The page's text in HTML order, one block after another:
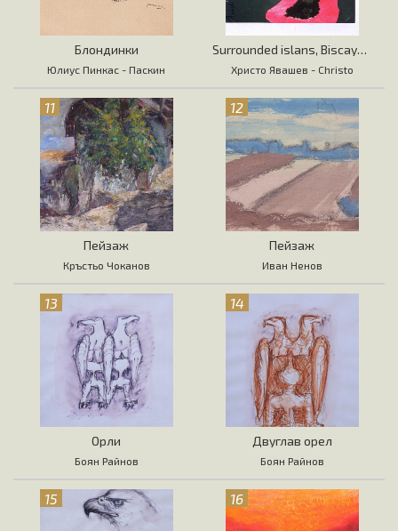
Блондинки
Юлиус Пинкас - Паскин
Surrounded islans, Biscayne Bay
Христо Явашев - Christo
11
Пейзаж
Кръстьо Чоканов
12
Пейзаж
Иван Ненов
13
Орли
Боян Райнов
14
Двуглав орел
Боян Райнов
15 16